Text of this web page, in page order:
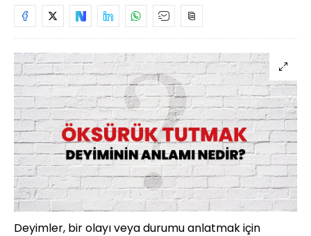
Deyimler, bir olayı veya durumu anlatmak için